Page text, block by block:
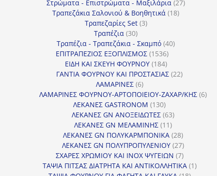
προϊόντα
Στρώματα - Επιστρώματα - Μαξιλάρια 2727
Τραπεζάκια Σαλονιού & Βοηθητικά 1818
Τραπεζαρίες Set 33
Τραπέζια 3030
προϊόντα
Τραπέζια - Τραπεζάκια - Σκαμπό 4040
ΕΠΙΤΡΑΠΕΖΙΟΣ ΕΞΟΠΛΙΣΜΟΣ 15361536
προϊόντα
ΕΙΔΗ ΚΑΙ ΣΚΕΥΗ ΦΟΥΡΝΟΥ 184184
προϊόντα
ΓΑΝΤΙΑ ΦΟΥΡΝΟΥ ΚΑΙ ΠΡΟΣΤΑΣΙΑΣ 2222
ΛΑΜΑΡΙΝΕΣ 66
προϊόντα
ΛΑΜΑΡΙΝΕΣ ΦΟΥΡΝΟΥ-ΑΡΤΟΠΟΙΕΙΟΥ-ΖΑΧΑΡ/ΚΗΣ 66
ΛΕΚΑΝΕΣ GASTRONOM 130130
προϊόντα
ΛΕΚΑΝΕΣ GN ΑΝΟΞΕΙΔΩΤΕΣ 6363
ΛΕΚΑΝΕΣ GN ΜΕΛΑΜΙΝΗΣ 1111
προϊόντα
ΛΕΚΑΝΕΣ GN ΠΟΛΥΚΑΡΜΠΟΝΙΚΑ 2828
προϊόντα
ΛΕΚΑΝΕΣ GN ΠΟΛΥΠΡΟΠΥΛΕΝΙΟΥ 2727
προϊόντα
ΣΧΑΡΕΣ ΧΡΩΜΙΟΥ ΚΑΙ INOX ΨΥΓΕΙΩΝ 77
προϊόντα
ΤΑΨΙΑ ΠΙΤΣΑΣ ΔΙΑΤΡΗΤΑ ΚΑΙ ΑΝΤΙΚΟΛΛΗΤΙΚΑ 11